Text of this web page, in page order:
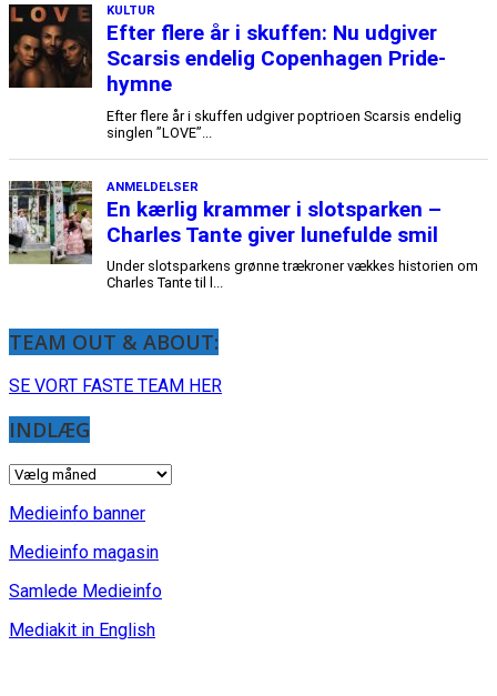
KULTUR
Efter flere år i skuffen: Nu udgiver
Scarsis endelig Copenhagen Pride-
hymne
Efter flere år i skuffen udgiver poptrioen Scarsis endelig
singlen ”LOVE”...
ANMELDELSER
En kærlig krammer i slotsparken –
Charles Tante giver lunefulde smil
Under slotsparkens grønne trækroner vækkes historien om
Charles Tante til l...
TEAM OUT & ABOUT:
SE VORT FASTE TEAM HER
INDLÆG
INDLÆG
Medieinfo banner
Medieinfo magasin
Samlede Medieinfo
Mediakit in English